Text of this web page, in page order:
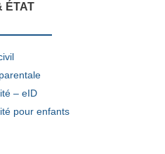
ÉTAT
– eID
pour enfants